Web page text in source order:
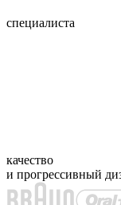
специалиста
качество
и прогрессивный